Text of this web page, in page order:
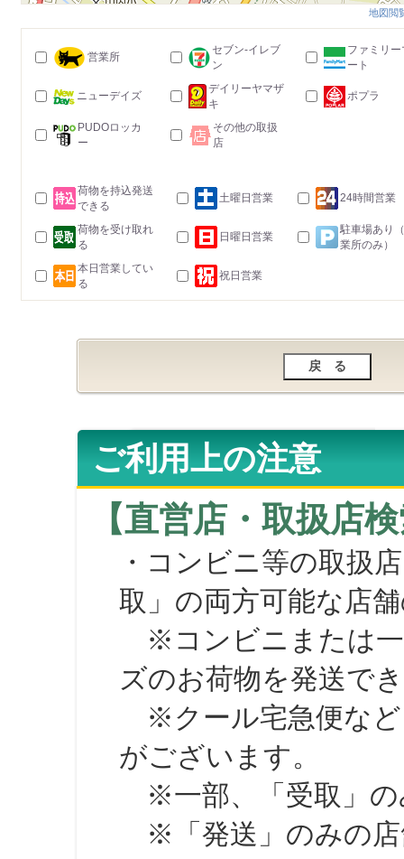
地図閲
営業所
セブン-イレブ
ン
ファミリー
ート
ニューデイズ
デイリーヤマザ
キ
ポプラ
PUDOロッカ
ー
その他の取扱
店
荷物を持込発送
できる
土曜日営業 24時間営業
荷物を受け取れ
る
日曜日営業
駐車場あり
業所のみ）
本日営業してい
る
祝日営業
ご利用上の注意
【直営店・取扱店
・コンビニ等の取扱
取」の両方可能な店
※コンビニまたは一
ズのお荷物を発送で
※クール宅急便など
がございます。
※一部、「受取」の
※「発送」のみの店